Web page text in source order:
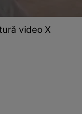
video X